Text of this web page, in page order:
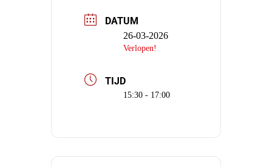
DATUM
26-03-2026
Verlopen!
TIJD
15:30 - 17:00